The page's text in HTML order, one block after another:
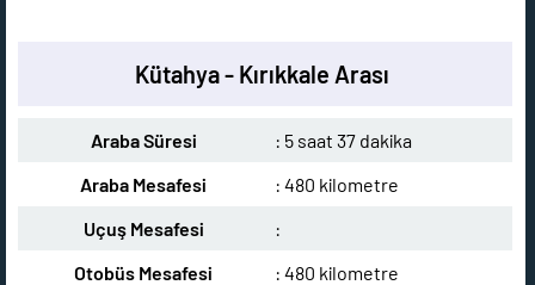
Kütahya - Kırıkkale Arası
Araba Süresi
: 5 saat 37 dakika
Araba Mesafesi
: 480 kilometre
Uçuş Mesafesi
:
Otobüs Mesafesi
: 480 kilometre